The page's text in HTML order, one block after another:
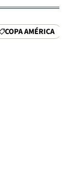
COPA AMÉRICA